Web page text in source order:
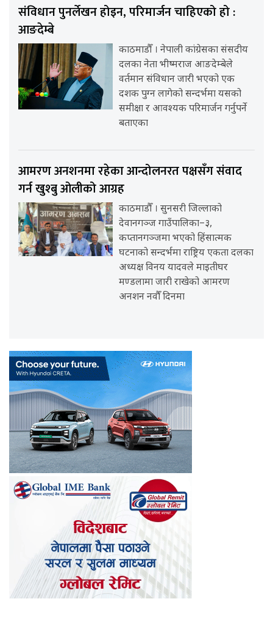
संविधान पुनर्लेखन होइन, परिमार्जन चाहिएको हो :
आङदेम्बे
काठमाडौँ । नेपाली कांग्रेसका संसदीय
दलका नेता भीष्मराज आङदेम्बेले
वर्तमान संविधान जारी भएको एक
दशक पुग्न लागेको सन्दर्भमा यसको
समीक्षा र आवश्यक परिमार्जन गर्नुपर्ने
बताएका
आमरण अनशनमा रहेका आन्दोलनरत पक्षसँग संवाद
गर्न खुश्बु ओलीको आग्रह
काठमाडौँ । सुनसरी जिल्लाको
देवानगञ्ज गाउँपालिका–३,
कप्तानगञ्जमा भएको हिंसात्मक
घटनाको सन्दर्भमा राष्ट्रिय एकता दलका
अध्यक्ष विनय यादवले माइतीघर
मण्डलामा जारी राखेको आमरण
अनशन नवौँ दिनमा